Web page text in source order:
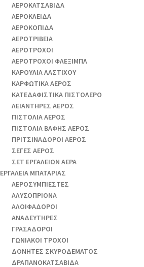
ΑΕΡΟΚΑΤΣΑΒΙΔΑ
ΑΕΡΟΚΛΕΙΔΑ
ΑΕΡΟΚΟΠΙΔΑ
ΑΕΡΟΤΡΙΒΕΙΑ
ΑΕΡΟΤΡΟΧΟΙ
ΑΕΡΟΤΡΟΧΟΙ ΦΛΕΞΙΜΠΛ
ΚΑΡΟΥΛΙΑ ΛΑΣΤΙΧΟΥ
ΚΑΡΦΩΤΙΚΑ ΑΕΡΟΣ
ΚΑΤΕΔΑΦΙΣΤΙΚΑ ΠΙΣΤΟΛΕΡΟ
ΛΕΙΑΝΤΗΡΕΣ ΑΕΡΟΣ
ΠΙΣΤΟΛΙΑ ΑΕΡΟΣ
ΠΙΣΤΟΛΙΑ ΒΑΦΗΣ ΑΕΡΟΣ
ΠΡΙΤΣΙΝΑΔΟΡΟΙ ΑΕΡΟΣ
ΣΕΓΕΣ ΑΕΡΟΣ
ΣΕΤ ΕΡΓΑΛΕΙΩΝ ΑΕΡΑ
ΕΡΓΑΛΕΙΑ ΜΠΑΤΑΡΙΑΣ
AEΡΟΣΥΜΠΙΕΣΤΕΣ
AΛΥΣΟΠΡΙΟΝΑ
ΑΛΟΙΦΑΔOΡΟI
ΑΝΑΔΕΥΤΗΡΕΣ
ΓΡΑΣΑΔΟΡΟΙ
ΓΩΝΙΑΚΟΙ ΤΡΟΧΟΙ
ΔΟΝΗΤΕΣ ΣΚΥΡΟΔΕΜΑΤΟΣ
ΔΡΑΠΑΝΟΚΑΤΣΑΒΙΔΑ